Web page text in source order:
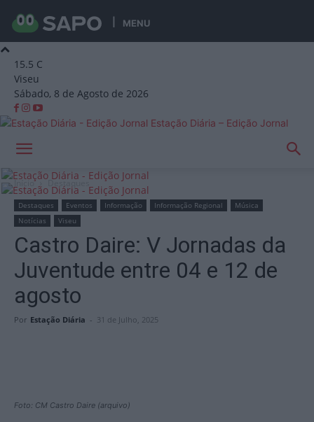
MENU
15.5 C
Viseu
Sábado, 8 de Agosto de 2026
Estação Diária – Edição Jornal
Início Destaques
Destaques Eventos Informação Informação Regional
Música
Notícias
Viseu
Castro Daire: V Jornadas da
Juventude entre 04 e 12 de
agosto
Por Estação Diária - 31 de Julho, 2025
Foto: CM Castro Daire (arquivo)